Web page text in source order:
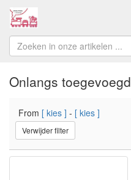
Onlangs toegevoegd
From [ kies ] - [ kies ]
Verwijder filter